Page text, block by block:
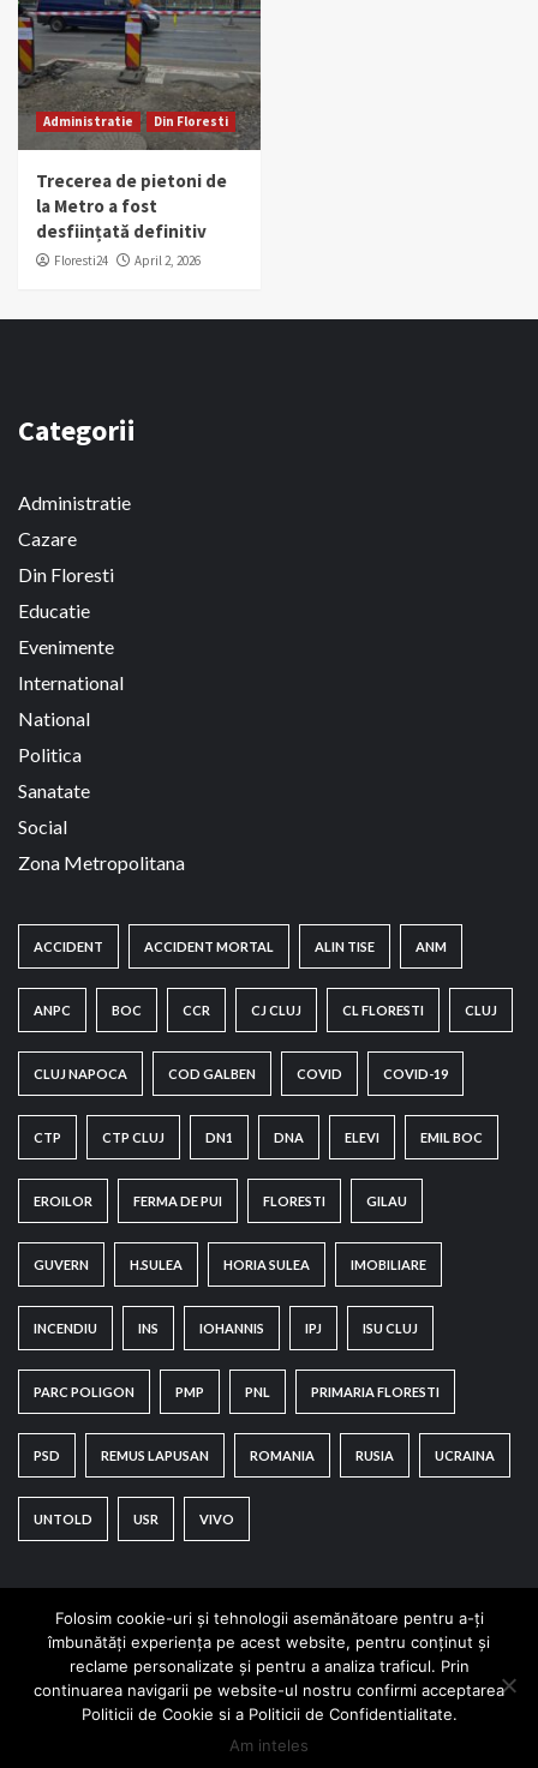
Administratie Din Floresti
Trecerea de pietoni de
la Metro a fost
desființată definitiv
Floresti24 April 2, 2026
Categorii
Administratie
Cazare
Din Floresti
Educatie
Evenimente
International
National
Politica
Sanatate
Social
Zona Metropolitana
ACCIDENT ACCIDENT MORTAL ALIN TISE ANM
ANPC BOC CCR CJ CLUJ CL FLORESTI CLUJ
CLUJ NAPOCA COD GALBEN COVID COVID-19
CTP CTP CLUJ DN1 DNA ELEVI EMIL BOC
EROILOR FERMA DE PUI FLORESTI GILAU
GUVERN H.SULEA HORIA SULEA IMOBILIARE
INCENDIU INS IOHANNIS IPJ ISU CLUJ
PARC POLIGON PMP PNL PRIMARIA FLORESTI
PSD REMUS LAPUSAN ROMANIA RUSIA UCRAINA
UNTOLD USR VIVO
Copyright © All rights reserved.|CoverNewsby AF
themes.
Folosim cookie-uri și tehnologii asemănătoare pentru a-ți
îmbunătăți experiența pe acest website, pentru conținut și
reclame personalizate și pentru a analiza traficul. Prin
continuarea navigarii pe website-ul nostru confirmi acceptarea
Politicii de Cookie si a Politicii de Confidentialitate.
Am inteles